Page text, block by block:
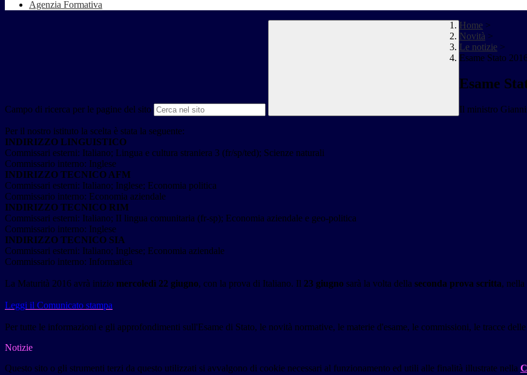
Agenzia Formativa
Campo di ricerca per le pagine del sito
Home >
Novità >
Le notizie >
Esame Stato
Esame
Il ministro
Per il nostro istituto la scelta è stata la seguente:
INDIRIZZO LINGUISTICO
Commissari esterni: Italiano; Lingua e cultura straniera 3 (fr/sp/ted); Scienze naturali
Commissario interno: Inglese
INDIRIZZO TECNICO AFM
Commissari esterni: Italiano; Inglese; Economia politica
Commissario interno: Economia aziendale
INDIRIZZO TECNICO RIM
Commissari esterni: Italiano; II lingua comunitaria (fr-sp); Economia aziendale e geo-politica
Commissario interno: Inglese
INDIRIZZO TECNICO SIA
Commissari esterni: Italiano; Inglese; Economia aziendale
Commissario interno: Informatica
La Maturità 2016 avrà inizio mercoledì 22 giugno, con la prova di Italiano. Il 23 giugno sarà la volta della seconda prova scritta, nella
Leggi il Comunicato stampa
Per tutte le informazioni e gli approfondimenti sull'Esame di Stato, le novità normative, le materie d'esame, le commissioni, le tracce
Notizie
Questo sito o gli strumenti terzi da questo utilizzati si avvalgono di cookie necessari al funzionamento ed utili alle finalità illustrate nella